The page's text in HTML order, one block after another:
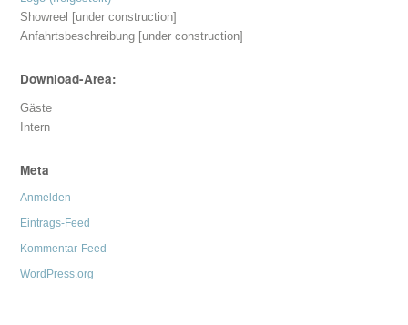
Showreel [under construction]
Anfahrtsbeschreibung [under construction]
Download-Area:
Gäste
Intern
Meta
Anmelden
Eintrags-Feed
Kommentar-Feed
WordPress.org